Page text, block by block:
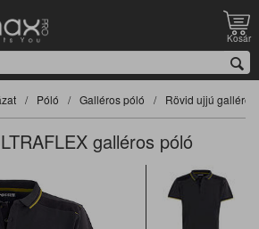
Kosár
Póló Galléros póló Rövid ujjú
galléros póló